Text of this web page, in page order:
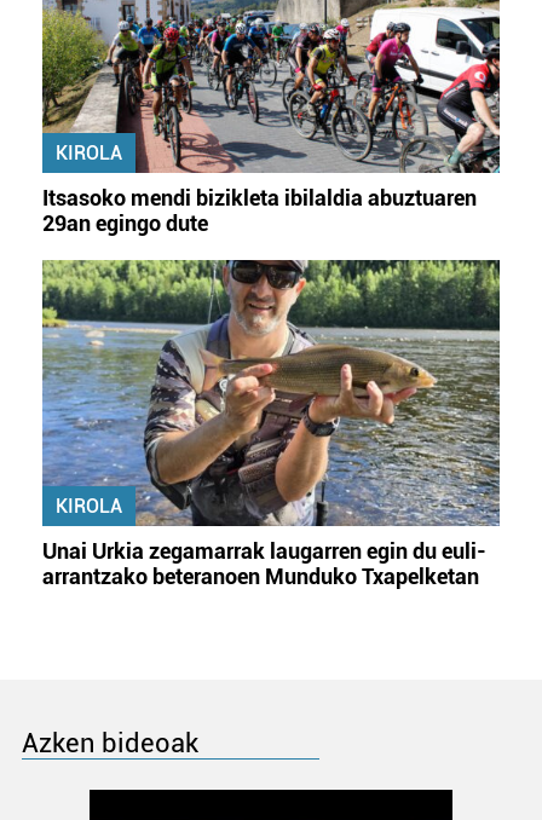
KIROLA
Itsasoko mendi bizikleta ibilaldia abuztuaren
29an egingo dute
KIROLA
Unai Urkia zegamarrak laugarren egin du euli-
arrantzako beteranoen Munduko Txapelketan
Azken bideoak